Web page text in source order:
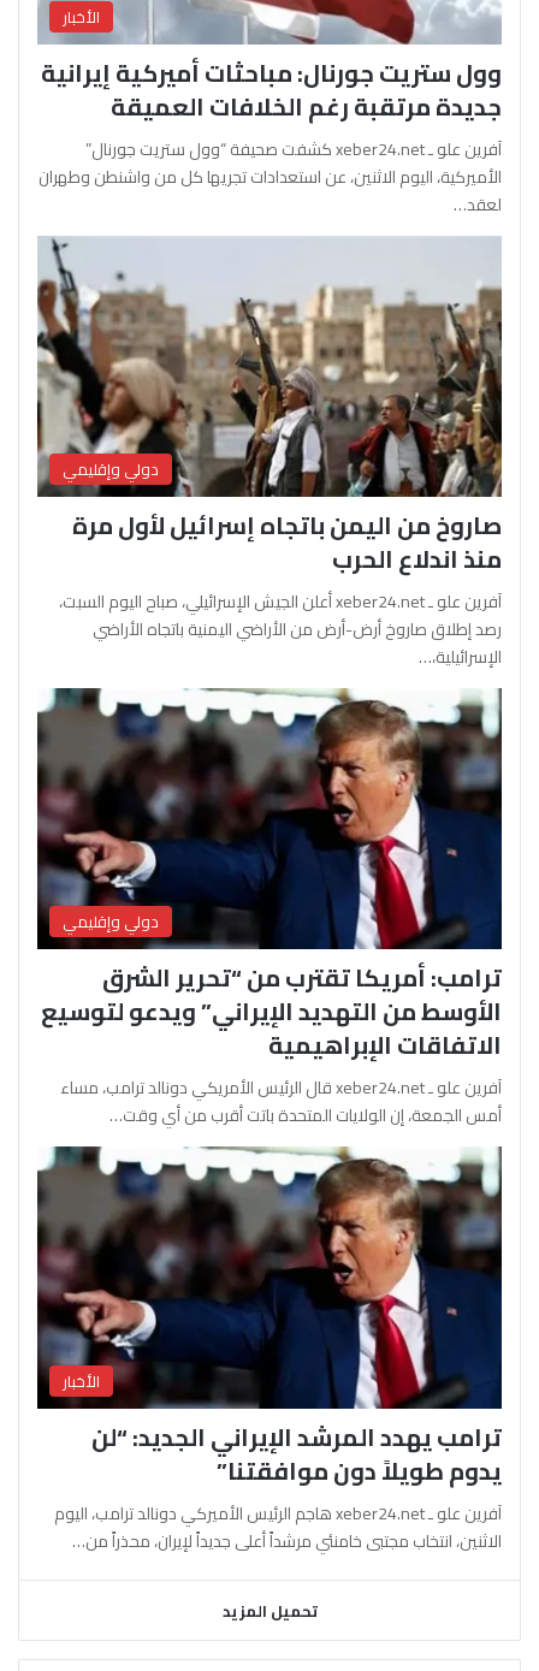
الأخبار
وول ستريت جورنال: مباحثات أميركية إيرانية
جديدة مرتقبة رغم الخلافات العميقة
آفرين علو ـ xeber24.net كشفت صحيفة “وول ستريت جورنال”
الأميركية، اليوم الاثنين، عن استعدادات تجريها كل من واشنطن وطهران
لعقد…
دولي وإقليمي
صاروخ من اليمن باتجاه إسرائيل لأول مرة
منذ اندلاع الحرب
آفرين علو ـ xeber24.net أعلن الجيش الإسرائيلي، صباح اليوم السبت،
رصد إطلاق صاروخ أرض-أرض من الأراضي اليمنية باتجاه الأراضي
الإسرائيلية،…
دولي وإقليمي
ترامب: أمريكا تقترب من “تحرير الشرق
الأوسط من التهديد الإيراني” ويدعو لتوسيع
الاتفاقات الإبراهيمية
آفرين علو ـ xeber24.net قال الرئيس الأمريكي دونالد ترامب، مساء
أمس الجمعة، إن الولايات المتحدة باتت أقرب من أي وقت…
الأخبار
ترامب يهدد المرشد الإيراني الجديد: “لن
يدوم طويلاً دون موافقتنا”
آفرين علو ـ xeber24.net هاجم الرئيس الأميركي دونالد ترامب، اليوم
الاثنين، انتخاب مجتبى خامنئي مرشداً أعلى جديداً لإيران، محذراً من…
تحميل المزيد